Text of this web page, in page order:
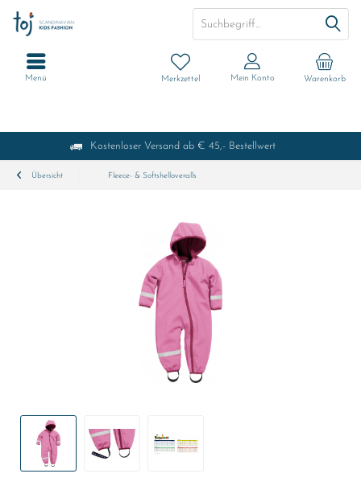
Kostenloser Versand ab € 45,- Bestellwert
Warenkorb
Merkzettel Mein Konto
Menü
Übersicht Fleece- & Softshelloveralls